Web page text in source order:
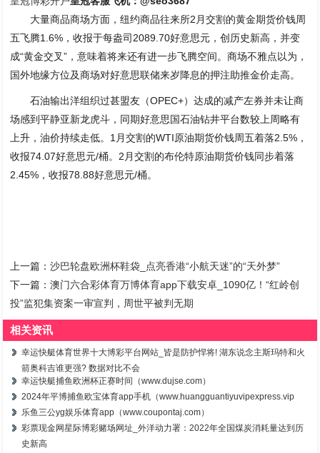
大量商品商场方面，纽约商品往来所2月交割的黄金期货价钱周
五飞腾1.6%，收报于每盎司2089.70好意思元，创历史新高，并变
成“黄金交叉”，意味着将来还有进一步飞腾空间。商场不雅点以为，
国外地缘方位及商场对好意思联储来岁降息的押注助推金价走高。
石油输出洋组织过甚盟友（OPEC+）达成的减产左券并未让商
场感到平静亚新龙虎斗，同期好意思国石油钻井平台数较上周略有
上升，油价持续走低。1月交割的WTI原油期货价钱周五着落2.5%，
收报74.07好意思元/桶。2月交割的布伦特原油期货价钱同步着落
2.45%，收报78.88好意思元/桶。
上一篇：沙巴轮盘欧洲杯鞋袋_点亮香港“小航天迷”的“天外梦”
下一篇：澳门六合彩体育万博体育app下载安卓_1090亿！“红岭创
投”监犯集资案一审宣判，周世平被判无期
相关资讯
幸运快艇体育世界十大博彩平台网站_皆是防护悍将! 湖东说念主斯玛特和火
箭奥科吉谁更强? 数据对比不会
幸运快艇捕鱼欧洲杯正赛时间（www.dujse.com）
2024年平博捕鱼欧宝体育app手机（www.huangguantiyuvipexpress.vip
乐鱼三公yg娱乐体育app（www.coupontaj.com）
彩票现金网星际博彩赌场网址_外洋动力署：2022年全国煤炭消耗量达到历
史新高